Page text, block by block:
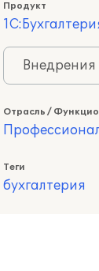
Продукт
Внедрения
Отрасль /
Теги
бухгалтерия